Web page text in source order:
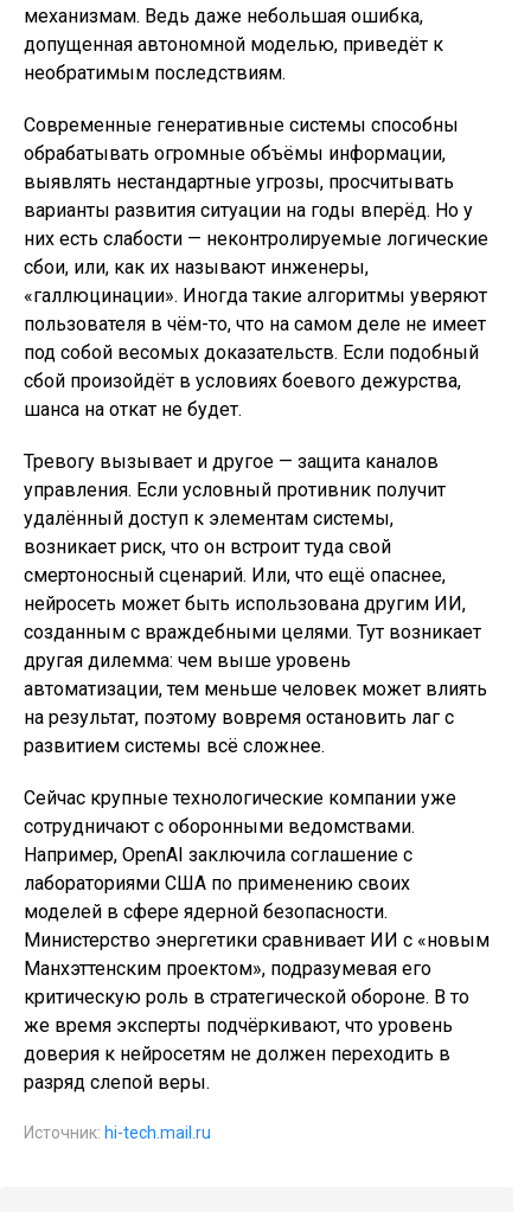
механизмам. Ведь даже небольшая ошибка,
допущенная автономной моделью, приведёт к
необратимым последствиям.
Современные генеративные системы способны
обрабатывать огромные объёмы информации,
выявлять нестандартные угрозы, просчитывать
варианты развития ситуации на годы вперёд. Но у
них есть слабости — неконтролируемые логические
сбои, или, как их называют инженеры,
«галлюцинации». Иногда такие алгоритмы уверяют
пользователя в чём-то, что на самом деле не имеет
под собой весомых доказательств. Если подобный
сбой произойдёт в условиях боевого дежурства,
шанса на откат не будет.
Тревогу вызывает и другое — защита каналов
управления. Если условный противник получит
удалённый доступ к элементам системы,
возникает риск, что он встроит туда свой
смертоносный сценарий. Или, что ещё опаснее,
нейросеть может быть использована другим ИИ,
созданным с враждебными целями. Тут возникает
другая дилемма: чем выше уровень
автоматизации, тем меньше человек может влиять
на результат, поэтому вовремя остановить лаг с
развитием системы всё сложнее.
Сейчас крупные технологические компании уже
сотрудничают с оборонными ведомствами.
Например, OpenAI заключила соглашение с
лабораториями США по применению своих
моделей в сфере ядерной безопасности.
Министерство энергетики сравнивает ИИ с «новым
Манхэттенским проектом», подразумевая его
критическую роль в стратегической обороне. В то
же время эксперты подчёркивают, что уровень
доверия к нейросетям не должен переходить в
разряд слепой веры.
Источник: hi-tech.mail.ru